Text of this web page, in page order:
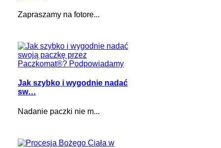
Zapraszamy na fotore...
Jak szybko i wygodnie nadać
sw…
Nadanie paczki nie m...